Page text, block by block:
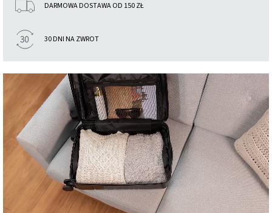
DARMOWA DOSTAWA OD 150 ZŁ
30 DNI NA ZWROT